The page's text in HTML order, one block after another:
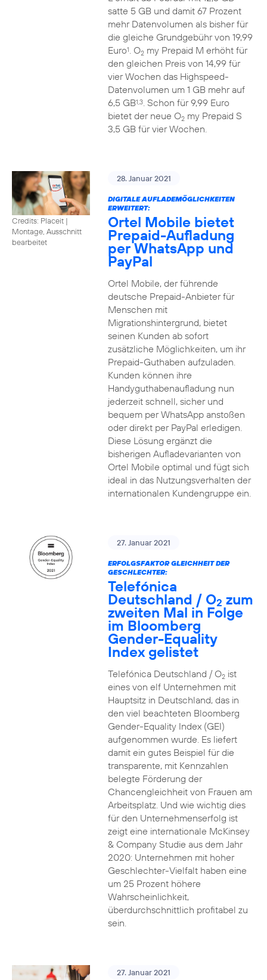
satte 5 GB und damit 67 Prozent
mehr Datenvolumen als bisher für
die gleiche Grundgebühr von 19,99
Euro1. O2my Prepaid M erhöht für
den gleichen Preis von 14,99 für
vier Wochen das Highspeed-
Datenvolumen um 1 GB mehr auf
6,5 GB1,3. Schon für 9,99 Euro
bietet der neue O2my Prepaid S
3,5 GB für vier Wochen.
Credits: Placeit |
Montage, Ausschnitt
bearbeitet
28. Januar 2021
DIGITALE AUFLADEMÖGLICHKEITEN
ERWEITERT:
Ortel Mobile bietet
Prepaid-Aufladung
per WhatsApp und
PayPal
Ortel Mobile, der führende
deutsche Prepaid-Anbieter für
Menschen mit
Migrationshintergrund, bietet
seinen Kunden ab sofort
zusätzliche Möglichkeiten, um ihr
Prepaid-Guthaben aufzuladen.
Kunden können ihre
Handyguthabenaufladung nun
jederzeit schnell, sicher und
bequem per WhatsApp anstoßen
oder direkt per PayPal erledigen.
Diese Lösung ergänzt die
bisherigen Aufladevarianten von
Ortel Mobile optimal und fügt sich
ideal in das Nutzungsverhalten der
internationalen Kundengruppe ein.
27. Januar 2021
ERFOLGSFAKTOR GLEICHHEIT DER
GESCHLECHTER:
Telefónica
Deutschland / O2 zum
zweiten Mal in Folge
im Bloomberg
Gender-Equality
Index gelistet
Telefónica Deutschland / O2ist
eines von elf Unternehmen mit
Hauptsitz in Deutschland, das in
den viel beachteten Bloomberg
Gender-Equality Index (GEI)
aufgenommen wurde. Es liefert
damit ein gutes Beispiel für die
transparente, mit Kennzahlen
belegte Förderung der
Chancengleichheit von Frauen am
Arbeitsplatz. Und wie wichtig dies
für den Unternehmenserfolg ist
zeigt eine internationale McKinsey
& Company Studie aus dem Jahr
2020: Unternehmen mit hoher
Geschlechter-Vielfalt haben eine
um 25 Prozent höhere
Wahrscheinlichkeit,
überdurchschnittlich profitabel zu
sein.
27. Januar 2021